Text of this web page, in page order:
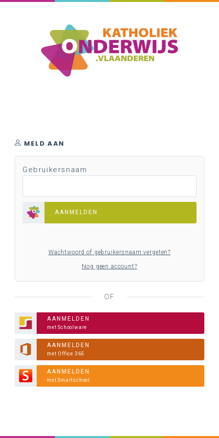
MELD AAN
Gebruikersnaam
AANMELDEN
Wachtwoord of gebruikersnaam vergeten?
Nog geen account?
OF
AANMELDEN
met Schoolware
AANMELDEN
met Office 365
AANMELDEN
met Smartschool